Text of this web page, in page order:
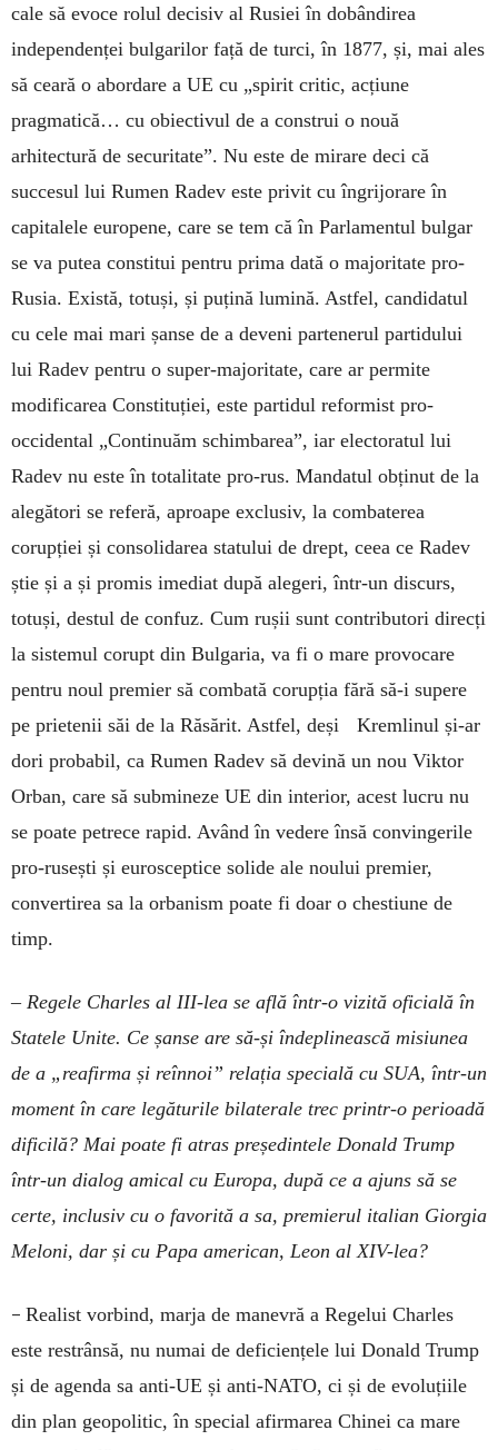
cale să evoce rolul decisiv al Rusiei în dobândirea
independenței bulgarilor față de turci, în 1877, și, mai ales
să ceară o abordare a UE cu „spirit critic, acțiune
pragmatică… cu obiectivul de a construi o nouă
arhitectură de securitate”. Nu este de mirare deci că
succesul lui Rumen Radev este privit cu îngrijorare în
capitalele europene, care se tem că în Parlamentul bulgar
se va putea constitui pentru prima dată o majoritate pro-
Rusia. Există, totuși, și puțină lumină. Astfel, candidatul
cu cele mai mari șanse de a deveni partenerul partidului
lui Radev pentru o super-majoritate, care ar permite
modificarea Constituției, este partidul reformist pro-
occidental „Continuăm schimbarea”, iar electoratul lui
Radev nu este în totalitate pro-rus. Mandatul obținut de la
alegători se referă, aproape exclusiv, la combaterea
corupției și consolidarea statului de drept, ceea ce Radev
știe și a și promis imediat după alegeri, într-un discurs,
totuși, destul de confuz. Cum rușii sunt contributori direcți
la sistemul corupt din Bulgaria, va fi o mare provocare
pentru noul premier să combată corupția fără să-i supere
pe prietenii săi de la Răsărit. Astfel, deși Kremlinul și-ar
dori probabil, ca Rumen Radev să devină un nou Viktor
Orban, care să submineze UE din interior, acest lucru nu
se poate petrece rapid. Având în vedere însă convingerile
pro-rusești și eurosceptice solide ale noului premier,
convertirea sa la orbanism poate fi doar o chestiune de
timp.
– Regele Charles al III-lea se află într-o vizită oficială în
Statele Unite. Ce șanse are să-și îndeplinească misiunea
de a „reafirma și reînnoi” relația specială cu SUA, într-un
moment în care legăturile bilaterale trec printr-o perioadă
dificilă? Mai poate fi atras președintele Donald Trump
într-un dialog amical cu Europa, după ce a ajuns să se
certe, inclusiv cu o favorită a sa, premierul italian Giorgia
Meloni, dar și cu Papa american, Leon al XIV-lea?
– Realist vorbind, marja de manevră a Regelui Charles
este restrânsă, nu numai de deficiențele lui Donald Trump
și de agenda sa anti-UE și anti-NATO, ci și de evoluțiile
din plan geopolitic, în special afirmarea Chinei ca mare